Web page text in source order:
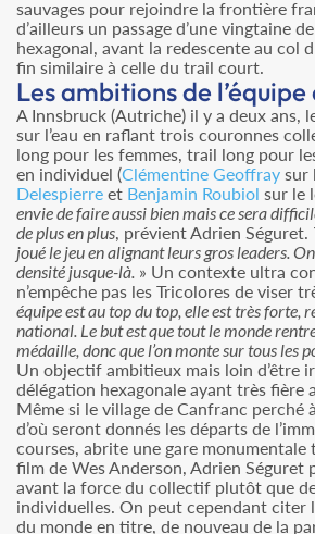
sauvages pour rejoindre la frontière
d’ailleurs un passage d’une vingtaine
hexagonal, avant la redescente au col
fin similaire à celle du trail court.
Les ambitions de
A Innsbruck (Autriche) il y a deux ans,
sur l’eau en raflant trois couronnes
long pour les femmes, trail long pour
en individuel (Clémentine Geoffray sur
Delespierre et Benjamin Roubiol sur le
envie de faire aussi bien mais ce sera
de plus en plus , prévient Adrien Séguret.
joué le jeu en alignant leurs gros leaders.
densité jusque-là. » Un contexte ultra
n’empêche pas les Tricolores de viser
équipe est au top du top, elle est très forte,
national. Le but est que tout le monde
médaille, donc que l’on monte sur tous les
Un objectif ambitieux mais loin d’être
délégation hexagonale ayant très fière
Même si le village de Canfranc perché
d’où seront donnés les départs de
courses, abrite une gare
film de Wes Anderson, Adrien Séguret
avant la force du collectif plutôt que
individuelles. On peut cependant citer
du monde en titre, de nouveau de la